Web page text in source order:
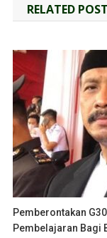
RELATED
Pemberontakan
Pembelajaran Bagi